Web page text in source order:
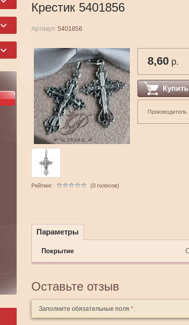
Крестик 5401856
Артикул: 5401856
Рейтинг: (0 голосов)
8,60 р.
Купить
Производитель
Параметры
Покрытие
Оставьте отзыв
Заполните обязательные поля *.